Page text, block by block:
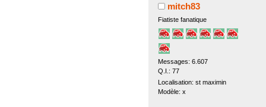
mitch83
Fiatiste fanatique
Messages: 6.607
Q.I.: 77
Localisation: st maximin
Modèle: x